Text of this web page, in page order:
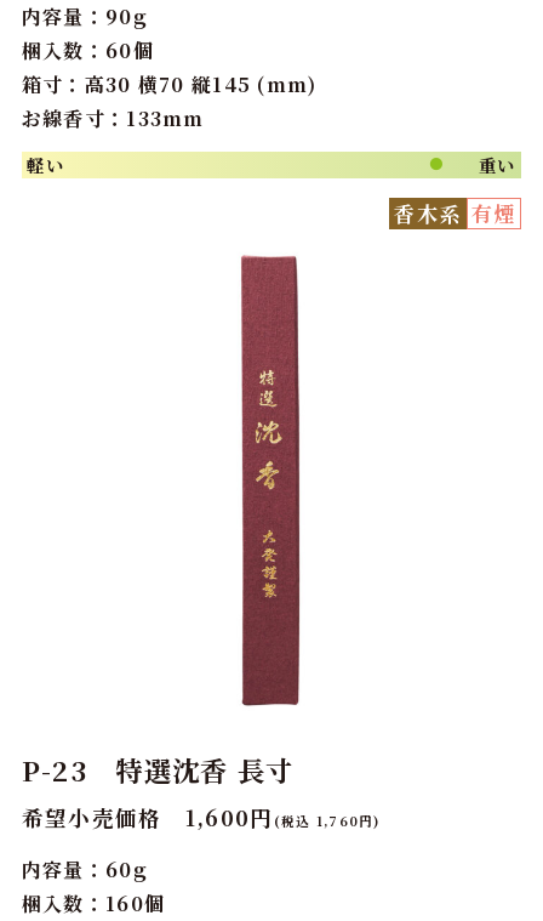
内容量：90g
梱入数：60個
箱寸：高30 横70 縦145 (mm)
お線香寸：133mm
軽い ● 重い
香木系 有煙
P-23 特選沈香 長寸
希望小売価格 1,600円 (税込 1,760円)
内容量：60g
梱入数：160個